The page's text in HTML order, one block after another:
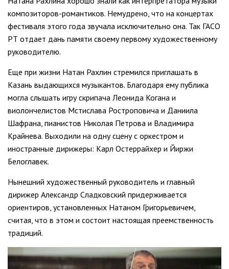
композиторов-романтиков. Немудрено, что на концертах
фестиваля этого года звучала исключительно она. Так ГАСО
РТ отдает дань памяти своему первому художественному
руководителю.
Еще при жизни Натан Рахлин стремился приглашать в
Казань выдающихся музыкантов. Благодаря ему публика
могла слышать игру скрипача Леонида Когана и
виолончелистов Мстислава Ростроповича и Даниила
Шафрана, пианистов Николая Петрова и Владимира
Крайнева. Выходили на одну сцену с оркестром и
иностранные дирижеры: Карл Остеррайхер и Йиржи
Белоглавек.
Нынешний художественный руководитель и главный
дирижер Александр Сладковский придерживается
ориентиров, установленных Натаном Григорьевичем,
считая, что в этом и состоит настоящая преемственность
традиций.